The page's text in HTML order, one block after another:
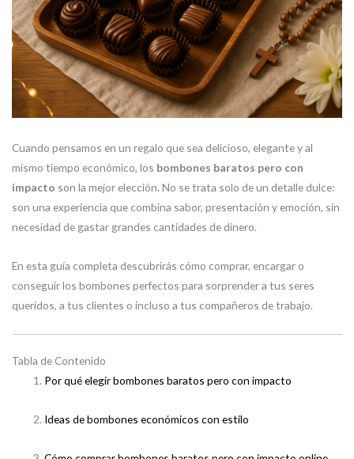
Cuando pensamos en un regalo que sea delicioso, elegante y al
mismo tiempo económico, los bombones baratos pero con
impacto son la mejor elección. No se trata solo de un detalle dulce:
son una experiencia que combina sabor, presentación y emoción, sin
necesidad de gastar grandes cantidades de dinero.
En esta guía completa descubrirás cómo comprar, encargar o
conseguir los bombones perfectos para sorprender a tus seres
queridos, a tus clientes o incluso a tus compañeros de trabajo.
Tabla de Contenido
Por qué elegir bombones baratos pero con impacto
Ideas de bombones económicos con estilo